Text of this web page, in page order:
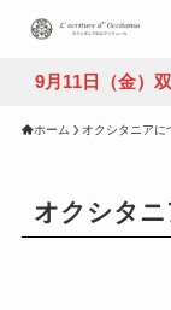
日（金）双子座の
ホーム オクシタニアに
オクシタ